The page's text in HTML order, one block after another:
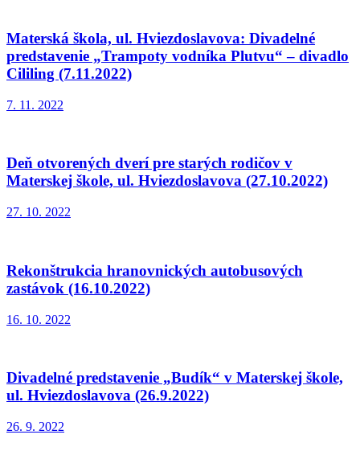
Materská škola, ul. Hviezdoslavova: Divadelné
predstavenie „Trampoty vodníka Plutvu“ – divadlo
Cililing (7.11.2022)
7. 11. 2022
Deň otvorených dverí pre starých rodičov v
Materskej škole, ul. Hviezdoslavova (27.10.2022)
27. 10. 2022
Rekonštrukcia hranovnických autobusových
zastávok (16.10.2022)
16. 10. 2022
Divadelné predstavenie „Budík“ v Materskej škole,
ul. Hviezdoslavova (26.9.2022)
26. 9. 2022